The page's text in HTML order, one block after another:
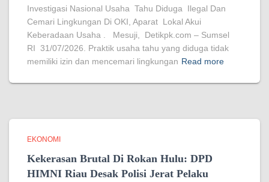
Investigasi Nasional Usaha Tahu Diduga Ilegal Dan
Cemari Lingkungan Di OKI, Aparat Lokal Akui
Keberadaan Usaha . Mesuji, Detikpk.com – Sumsel
RI 31/07/2026. Praktik usaha tahu yang diduga tidak
memiliki izin dan mencemari lingkungan Read more
EKONOMI
Kekerasan Brutal Di Rokan Hulu: DPD
HIMNI Riau Desak Polisi Jerat Pelaku